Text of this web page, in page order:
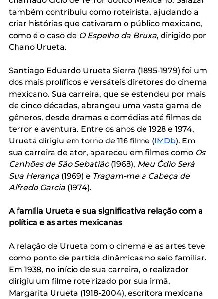
também contribuiu como roteirista, ajudando a
criar histórias que cativaram o público mexicano,
como é o caso de O Espelho da Bruxa, dirigido por
Chano Urueta.
Santiago Eduardo Urueta Sierra (1895-1979) foi um
dos mais prolíficos e versáteis diretores do cinema
mexicano. Sua carreira, que se estendeu por mais
de cinco décadas, abrangeu uma vasta gama de
gêneros, desde dramas e comédias até filmes de
terror e aventura. Entre os anos de 1928 e 1974,
Urueta dirigiu em torno de 116 filme (IMDb). Em
sua carreira de ator, apareceu em filmes como Os
Canhões de São Sebatião (1968), Meu Ódio Será
Sua Herança (1969) e Tragam-me a Cabeça de
Alfredo Garcia (1974).
A família Urueta e sua significativa relação com a
política e as artes mexicanas
A relação de Urueta com o cinema e as artes teve
como ponto de partida dinâmicas no seio familiar.
Em 1938, no início de sua carreira, o realizador
dirigiu um filme roteirizado por sua irmã,
Margarita Urueta (1918-2004), escritora mexicana